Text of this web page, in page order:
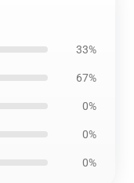
33%
67%
0%
0%
0%